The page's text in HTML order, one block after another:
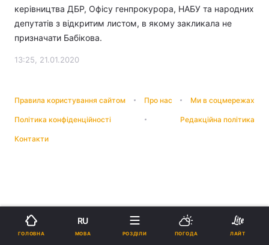
керівництва ДБР, Офісу генпрокурора, НАБУ та народних
депутатів з відкритим листом, в якому закликала не
призначати Бабікова.
13:25, 21.01.2020
Правила користування сайтом Про нас Ми в соцмережах
Політика конфіденційності Редакційна політика
Контакти
ГОЛОВНА
RU
МОВА РОЗДІЛИ ПОГОДА ЛАЙТ